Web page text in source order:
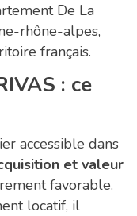
De La
rhône-alpes,
français.
: ce
accessible dans
et valeur
favorable.
locatif, il